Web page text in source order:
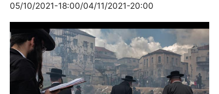
05/10/2021-18:00/04/11/2021-20:00